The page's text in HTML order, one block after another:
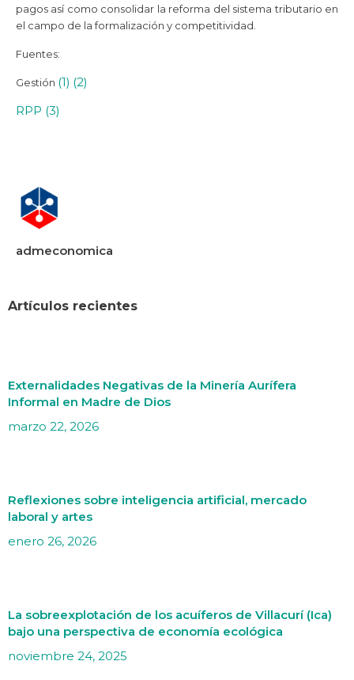
pagos así como consolidar la reforma del sistema tributario en
el campo de la formalización y competitividad.
Fuentes:
Gestión (1) (2)
RPP (3)
admeconomica
Artículos recientes
Externalidades Negativas de la Minería Aurífera
Informal en Madre de Dios
marzo 22, 2026
Reflexiones sobre inteligencia artificial, mercado
laboral y artes
enero 26, 2026
La sobreexplotación de los acuíferos de Villacurí (Ica)
bajo una perspectiva de economía ecológica
noviembre 24, 2025